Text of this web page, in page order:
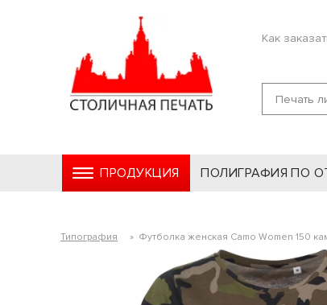
Как
ПРОДУКЦИЯ ПОЛИГРАФИЯ ПО
Типография » Футболка женская Camo Women 150